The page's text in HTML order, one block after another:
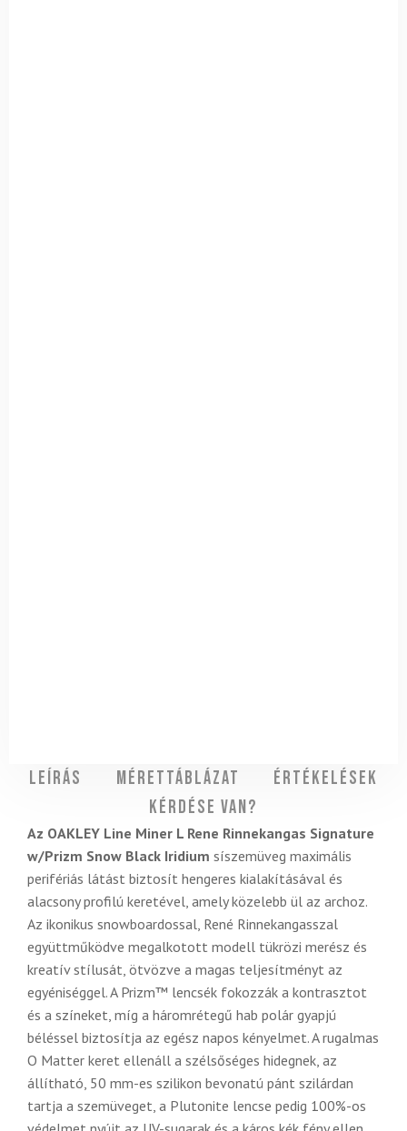
Leírás Mérettáblázat
Értékelések
Kérdése van?
Az OAKLEY Line Miner L Rene Rinnekangas Signature
w/Prizm Snow Black Iridium síszemüveg maximális
perifériás látást biztosít hengeres kialakításával és
alacsony profilú keretével, amely közelebb ül az archoz.
Az ikonikus snowboardossal, René Rinnekangasszal
együttműködve megalkotott modell tükrözi merész és
kreatív stílusát, ötvözve a magas teljesítményt az
egyéniséggel. A Prizm™ lencsék fokozzák a kontrasztot
és a színeket, míg a háromrétegű hab polár gyapjú
béléssel biztosítja az egész napos kényelmet. A rugalmas
O Matter keret ellenáll a szélsőséges hidegnek, az
állítható, 50 mm-es szilikon bevonatú pánt szilárdan
tartja a szemüveget, a Plutonite lencse pedig 100%-os